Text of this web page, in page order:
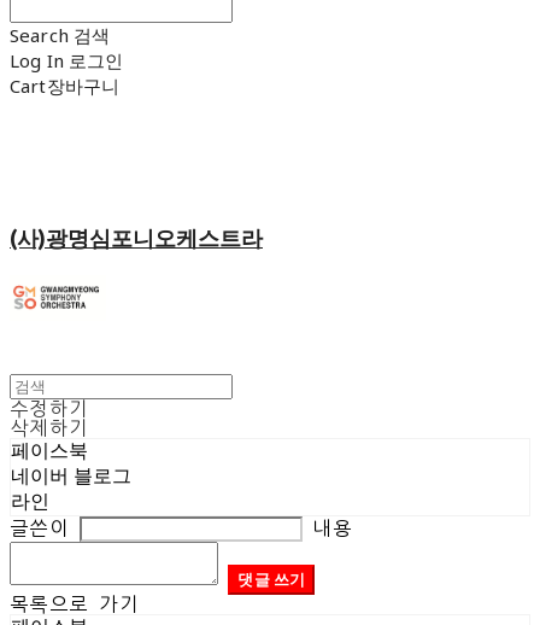
Search 검색
Log In 로그인
Cart장바구니
(사)광명심포니오케스트라
수정하기
삭제하기
페이스북
네이버 블로그
라인
글쓴이 내용
댓글 쓰기
목록으로 가기